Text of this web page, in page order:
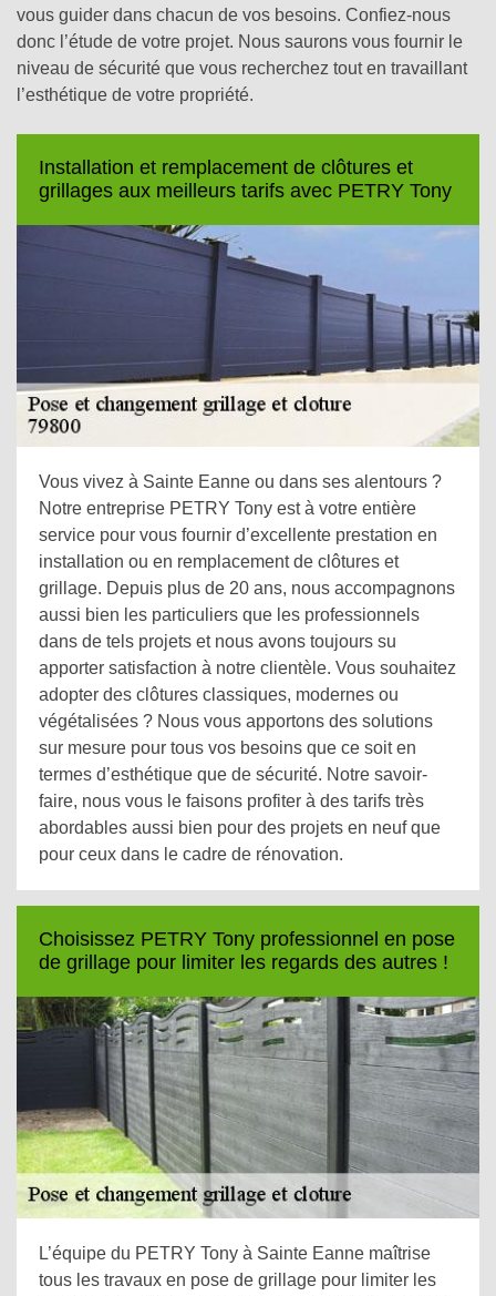
vous guider dans chacun de vos besoins. Confiez-nous
donc l’étude de votre projet. Nous saurons vous fournir le
niveau de sécurité que vous recherchez tout en travaillant
l’esthétique de votre propriété.
Installation et remplacement de clôtures et
grillages aux meilleurs tarifs avec PETRY Tony
Vous vivez à Sainte Eanne ou dans ses alentours ?
Notre entreprise PETRY Tony est à votre entière
service pour vous fournir d’excellente prestation en
installation ou en remplacement de clôtures et
grillage. Depuis plus de 20 ans, nous accompagnons
aussi bien les particuliers que les professionnels
dans de tels projets et nous avons toujours su
apporter satisfaction à notre clientèle. Vous souhaitez
adopter des clôtures classiques, modernes ou
végétalisées ? Nous vous apportons des solutions
sur mesure pour tous vos besoins que ce soit en
termes d’esthétique que de sécurité. Notre savoir-
faire, nous vous le faisons profiter à des tarifs très
abordables aussi bien pour des projets en neuf que
pour ceux dans le cadre de rénovation.
Choisissez PETRY Tony professionnel en pose
de grillage pour limiter les regards des autres !
L’équipe du PETRY Tony à Sainte Eanne maîtrise
tous les travaux en pose de grillage pour limiter les